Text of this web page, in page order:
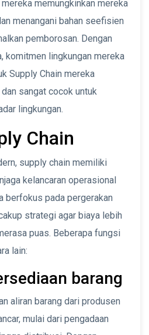
memungkinkan mereka
menangani bahan seefisien
pemborosan. Dengan
komitmen lingkungan mereka
Supply Chain mereka
sangat cocok untuk
lingkungan.
Chain
supply chain memiliki
kelancaran operasional
berfokus pada pergerakan
strategi agar biaya lebih
puas. Beberapa fungsi
lain:
barang
aliran barang dari produsen
mulai dari pengadaan